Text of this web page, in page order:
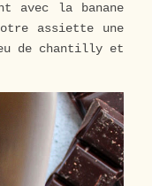
avec la banane
assiette une
de chantilly et